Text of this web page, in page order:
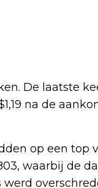
De laatste
na de
op een top
waarbij de